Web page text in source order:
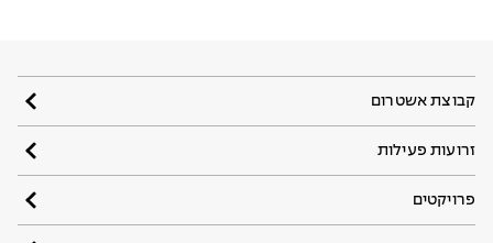
קבוצת אשטרום
זרועות פעילות
פרויקטים